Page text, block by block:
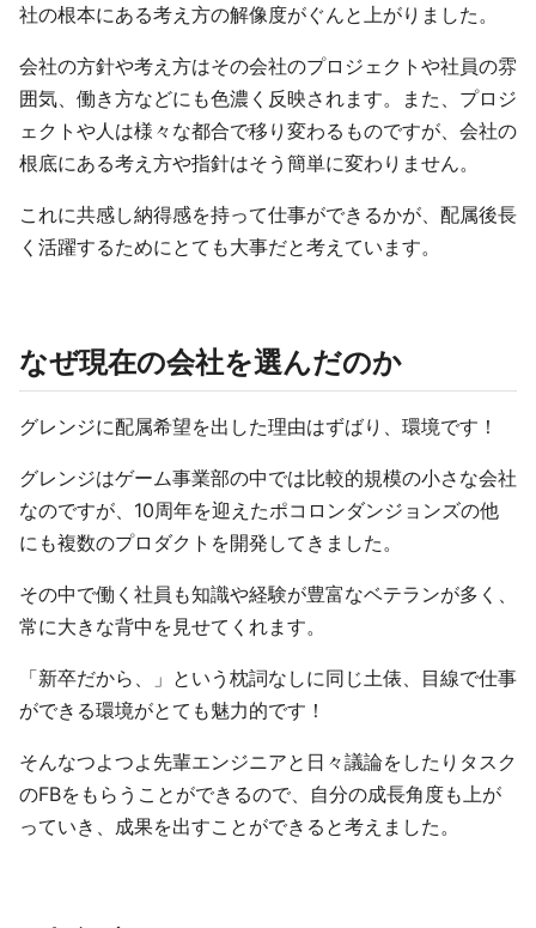
社の根本にある考え方の解像度がぐんと上がりました。
会社の方針や考え方はその会社のプロジェクトや社員の雰
囲気、働き方などにも色濃く反映されます。また、プロジ
ェクトや人は様々な都合で移り変わるものですが、会社の
根底にある考え方や指針はそう簡単に変わりません。
これに共感し納得感を持って仕事ができるかが、配属後長
く活躍するためにとても大事だと考えています。
なぜ現在の会社を選んだのか
グレンジに配属希望を出した理由はずばり、環境です！
グレンジはゲーム事業部の中では比較的規模の小さな会社
なのですが、10周年を迎えたポコロンダンジョンズの他
にも複数のプロダクトを開発してきました。
その中で働く社員も知識や経験が豊富なベテランが多く、
常に大きな背中を見せてくれます。
「新卒だから、」という枕詞なしに同じ土俵、目線で仕事
ができる環境がとても魅力的です！
そんなつよつよ先輩エンジニアと日々議論をしたりタスク
のFBをもらうことができるので、自分の成長角度も上が
っていき、成果を出すことができると考えました。